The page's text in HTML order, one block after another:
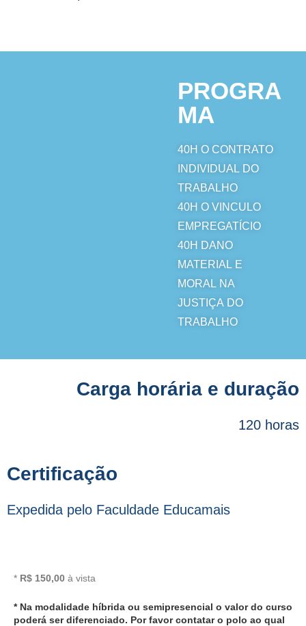
PROGRA
MA
40H O CONTRATO
INDIVIDUAL DO
TRABALHO
40H O VINCULO
EMPREGATÍCIO
40H DANO
MATERIAL E
MORAL NA
JUSTIÇA DO
TRABALHO
Carga horária e duração
120 horas
Certificação
Expedida pelo Faculdade Educamais
* R$ 150,00 à vista
* Na modalidade híbrida ou semipresencial o valor do curso
poderá ser diferenciado. Por favor contatar o polo ao qual